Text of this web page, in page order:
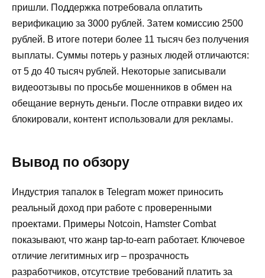
пришли. Поддержка потребовала оплатить
верификацию за 3000 рублей. Затем комиссию 2500
рублей. В итоге потери более 11 тысяч без получения
выплаты. Суммы потерь у разных людей отличаются:
от 5 до 40 тысяч рублей. Некоторые записывали
видеоотзывы по просьбе мошенников в обмен на
обещание вернуть деньги. После отправки видео их
блокировали, контент использовали для рекламы.
Вывод по обзору
Индустрия тапалок в Telegram может приносить
реальный доход при работе с проверенными
проектами. Примеры Notcoin, Hamster Combat
показывают, что жанр tap-to-earn работает. Ключевое
отличие легитимных игр – прозрачность
разработчиков, отсутствие требований платить за